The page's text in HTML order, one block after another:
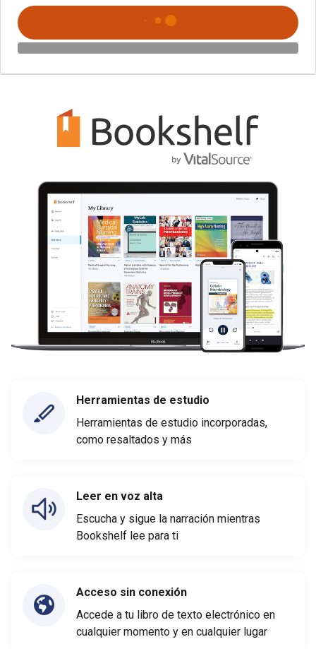
Herramientas de estudio
Herramientas de estudio incorporadas,
como resaltados y más
Leer en voz alta
Escucha y sigue la narración mientras
Bookshelf lee para ti
Acceso sin conexión
Accede a tu libro de texto electrónico en
cualquier momento y en cualquier lugar